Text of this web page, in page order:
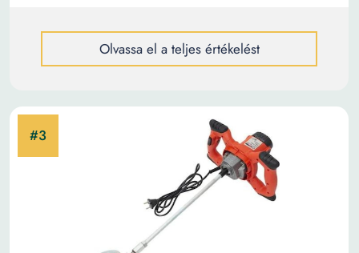
Olvassa el a teljes értékelést